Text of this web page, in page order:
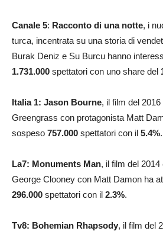
Canale 5: Racconto di una notte, i
turca, incentrata su una storia di
Burak Deniz e Su Burcu hanno
1.731.000 spettatori con uno share del
Italia 1: Jason Bourne, il film del
Greengrass con protagonista Matt
sospeso 757.000 spettatori con il 5.4%.
La7: Monuments Man, il film del
George Clooney con Matt Damon ha
296.000 spettatori con il 2.3%.
Tv8: Bohemian Rhapsody, il film del